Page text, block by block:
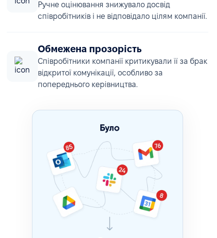
Ручне оцінювання знижувало досвід
співробітників і не відповідало цілям компанії.
Обмежена прозорість
Співробітники компанії критикували її за брак
відкритої комунікації, особливо за
попереднього керівництва.